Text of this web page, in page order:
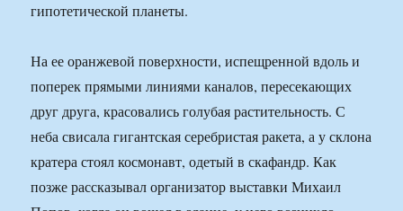
гипотетической планеты.
На ее оранжевой поверхности, испещренной вдоль и
поперек прямыми линиями каналов, пересекающих
друг друга, красовались голубая растительность. С
неба свисала гигантская серебристая ракета, а у склона
кратера стоял космонавт, одетый в скафандр. Как
позже рассказывал организатор выставки Михаил